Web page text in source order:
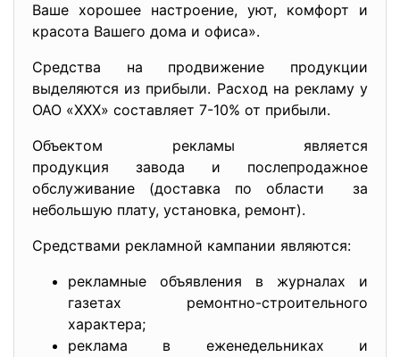
Ваше хорошее настроение, уют, комфорт и
красота Вашего дома и офиса».
Средства на продвижение продукции
выделяются из прибыли. Расход на рекламу у
ОАО «ХХХ» составляет 7-10% от прибыли.
Объектом рекламы является
продукция завода и послепродажное
обслуживание (доставка по области за
небольшую плату, установка, ремонт).
Средствами рекламной кампании являются:
рекламные объявления в журналах и
газетах ремонтно-строительного
характера;
реклама в еженедельниках и